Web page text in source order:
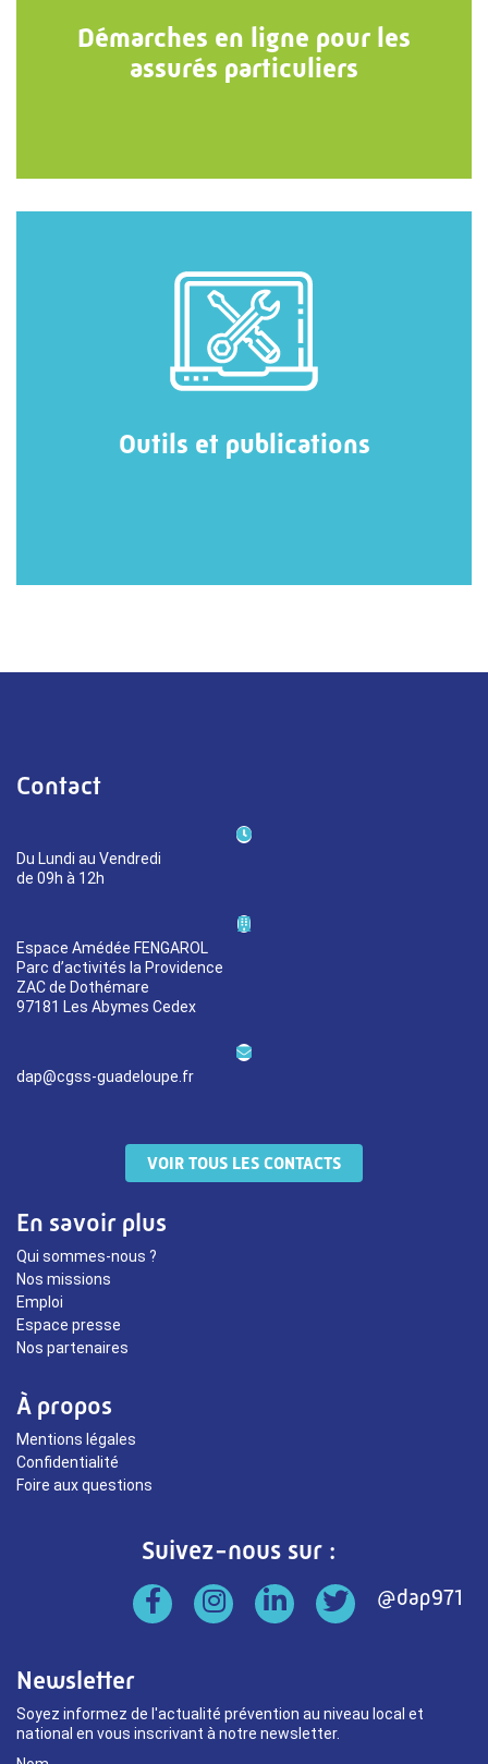
Démarches en ligne pour les
assurés particuliers
Outils et publications
Contact
Du Lundi au Vendredi
de 09h à 12h
Espace Amédée FENGAROL
Parc d’activités la Providence
ZAC de Dothémare
97181 Les Abymes Cedex
dap@cgss-guadeloupe.fr
VOIR TOUS LES CONTACTS
En savoir plus
Qui sommes-nous ?
Nos missions
Emploi
Espace presse
Nos partenaires
À propos
Mentions légales
Confidentialité
Foire aux questions
Suivez-nous sur :
Newsletter
Soyez informez de l'actualité prévention au niveau local et
national en vous inscrivant à notre newsletter.